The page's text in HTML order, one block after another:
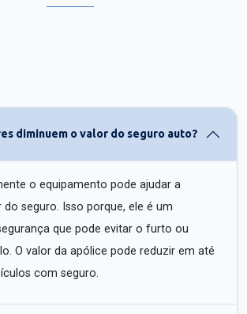
diminuem o valor do seguro auto?
o equipamento pode ajudar a
seguro. Isso porque, ele é um
que pode evitar o furto ou
O valor da apólice pode reduzir em até
com seguro.